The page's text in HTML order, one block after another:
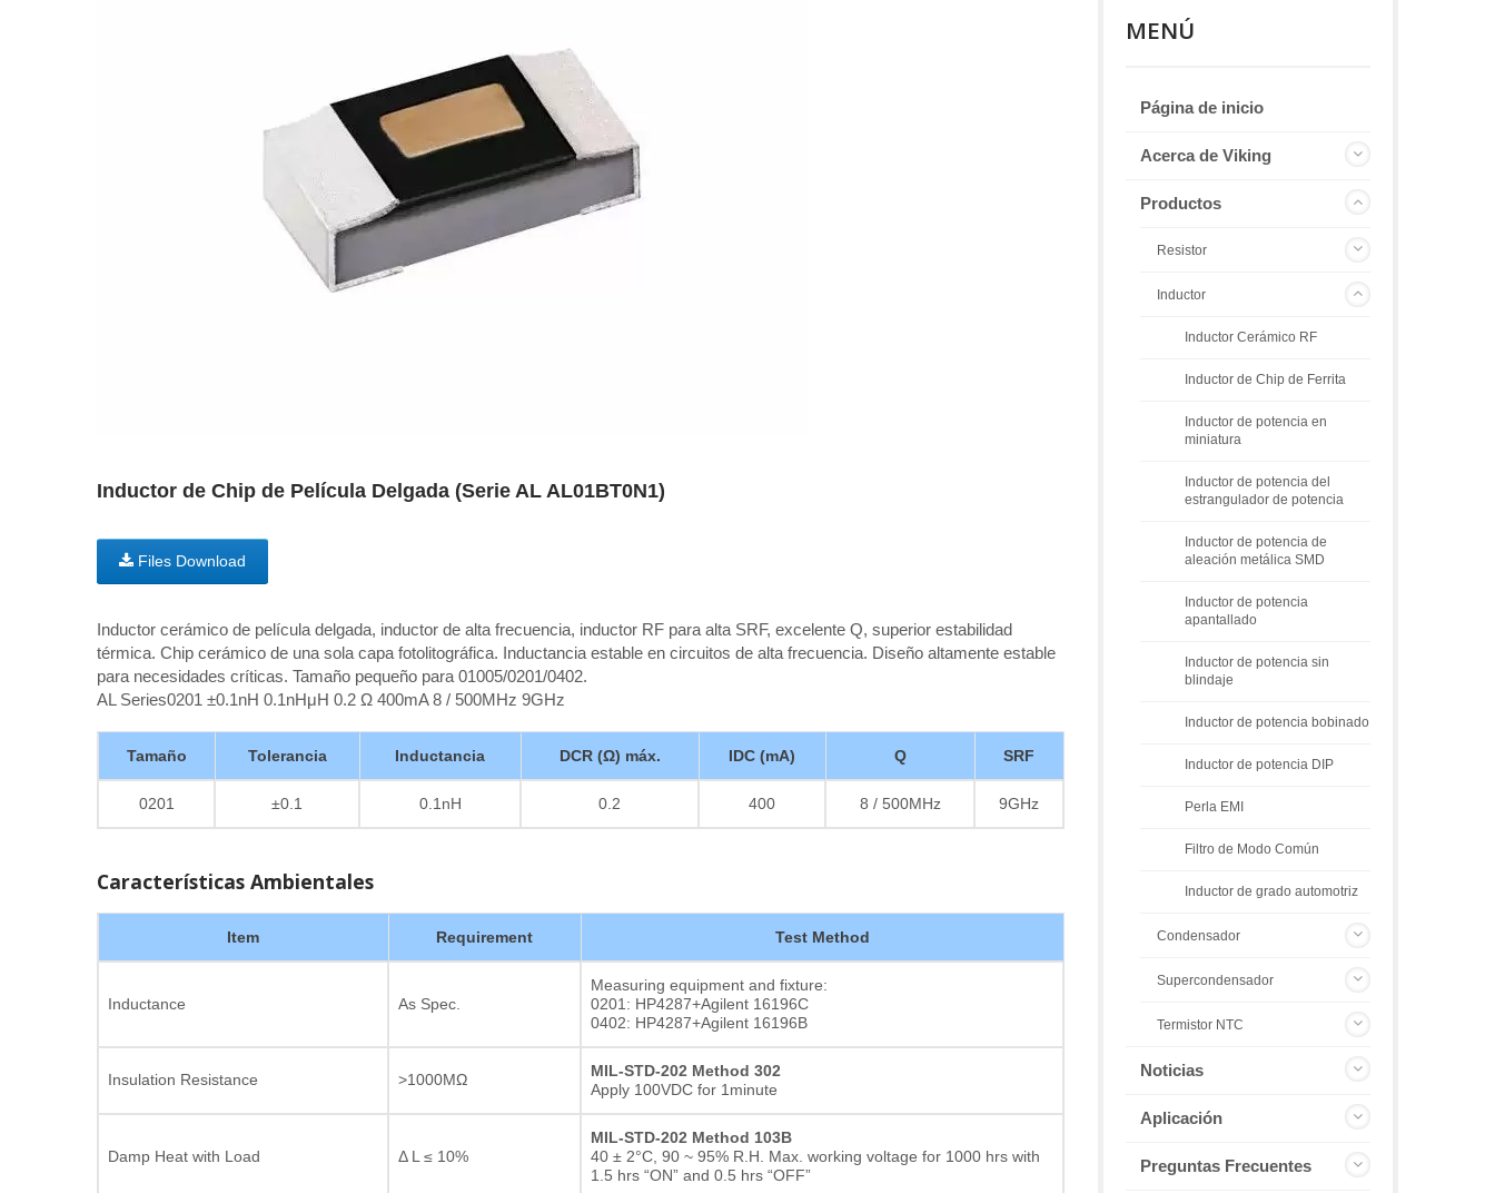
Inductor de Chip de Película Delgada (Serie AL AL01BT0N1)
Files Download
Inductor cerámico de película delgada, inductor de alta frecuencia, inductor RF para alta SRF, excelente Q, superior estabilidad
térmica. Chip cerámico de una sola capa fotolitográfica. Inductancia estable en circuitos de alta frecuencia. Diseño altamente estable
para necesidades críticas. Tamaño pequeño para 01005/0201/0402.
AL Series0201 ±0.1nH 0.1nHμH 0.2 Ω 400mA 8 / 500MHz 9GHz
Tamaño Tolerancia Inductancia DCR (Ω) máx. IDC (mA) Q SRF
0201 ±0.1 0.1nH 0.2 400 8 / 500MHz 9GHz
Características Ambientales
Item Requirement Test Method
Inductance As Spec.
Measuring equipment and fixture:
0201: HP4287+Agilent 16196C
0402: HP4287+Agilent 16196B
Insulation Resistance >1000MΩ
MIL-STD-202 Method 302
Apply 100VDC for 1minute
Damp Heat with Load Δ L ≤ 10%
MIL-STD-202 Method 103B
40 ± 2°C, 90 ~ 95% R.H. Max. working voltage for 1000 hrs with
1.5 hrs “ON” and 0.5 hrs “OFF”
MENÚ
Página de inicio
Acerca de Viking
Productos
Resistor
Inductor
Inductor Cerámico RF
Inductor de Chip de Ferrita
Inductor de potencia en
miniatura
Inductor de potencia del
estrangulador de potencia
Inductor de potencia de
aleación metálica SMD
Inductor de potencia
apantallado
Inductor de potencia sin
blindaje
Inductor de potencia bobinado
Inductor de potencia DIP
Perla EMI
Filtro de Modo Común
Inductor de grado automotriz
Condensador
Supercondensador
Termistor NTC
Noticias
Aplicación
Preguntas Frecuentes